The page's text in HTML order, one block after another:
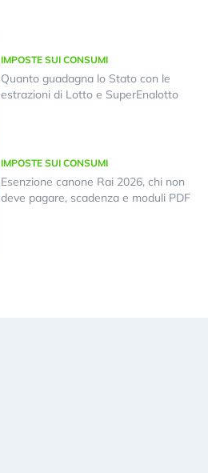
IMPOSTE SUI CONSUMI
Quanto guadagna lo Stato con le
estrazioni di Lotto e SuperEnalotto
IMPOSTE SUI CONSUMI
Esenzione canone Rai 2026, chi non
deve pagare, scadenza e moduli PDF